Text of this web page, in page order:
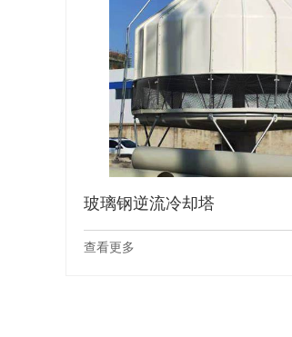
玻璃钢逆流冷却塔
查看更多